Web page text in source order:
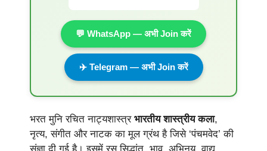
💬 WhatsApp — अभी Join करें
✈️ Telegram — अभी Join करें
भरत मुनि रचित नाट्यशास्त्र भारतीय शास्त्रीय कला,
नृत्य, संगीत और नाटक का मूल ग्रंथ है जिसे ‘पंचमवेद’ की
संज्ञा दी गई है। इसमें रस सिद्धांत, भाव, अभिनय, वाद्य,